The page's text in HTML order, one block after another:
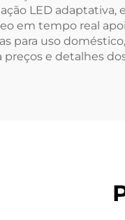
LED
em tempo real
para uso
preços e detalhes